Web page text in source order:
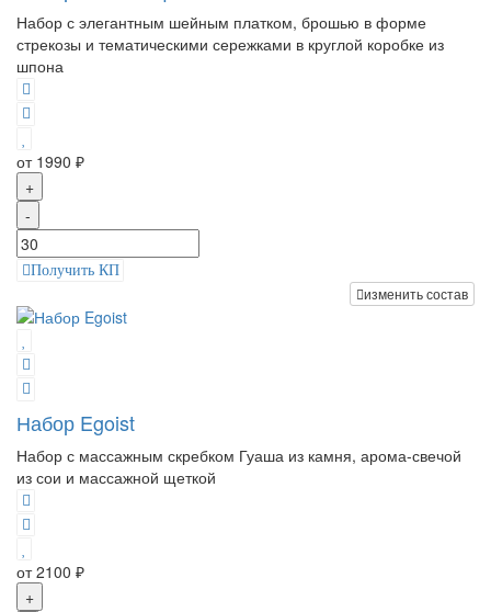
Набор с элегантным шейным платком, брошью в форме
стрекозы и тематическими сережками в круглой коробке из
шпона
от 1990 ₽
+
-
Получить КП
изменить состав
Набор Egoist
Набор с массажным скребком Гуаша из камня, арома-свечой
из сои и массажной щеткой
от 2100 ₽
+